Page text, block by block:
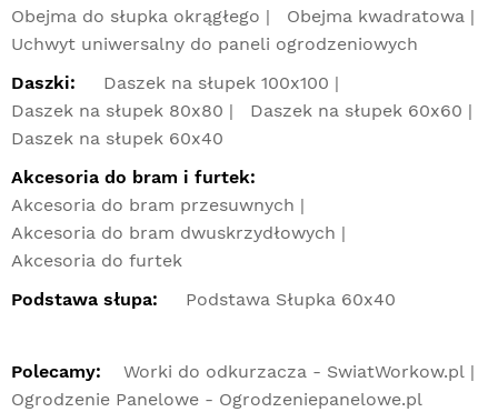
Obejma do słupka okrągłego
Obejma kwadratowa
Uchwyt uniwersalny do paneli ogrodzeniowych
Daszki:
Daszek na słupek 100x100
Daszek na słupek 80x80
Daszek na słupek 60x60
Daszek na słupek 60x40
Akcesoria do bram i furtek:
Akcesoria do bram przesuwnych
Akcesoria do bram dwuskrzydłowych
Akcesoria do furtek
Podstawa słupa:
Podstawa Słupka 60x40
Polecamy:
Worki do odkurzacza - SwiatWorkow.pl
Ogrodzenie Panelowe - Ogrodzeniepanelowe.pl